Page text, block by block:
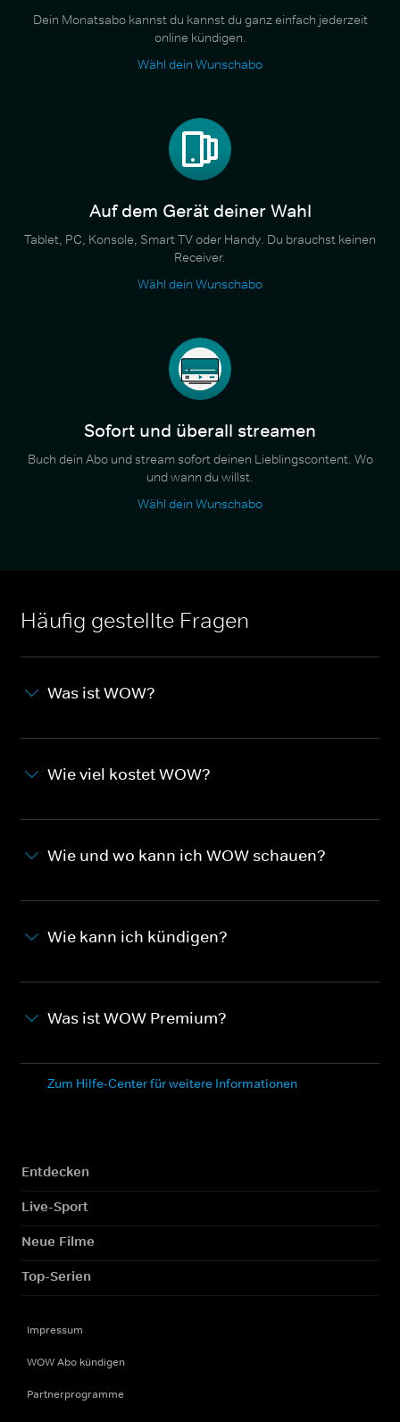
Dein Monatsabo kannst du kannst du ganz einfach jederzeit
online kündigen.
Wähl dein Wunschabo
Auf dem Gerät deiner Wahl
Tablet, PC, Konsole, Smart TV oder Handy. Du brauchst keinen
Receiver.
Wähl dein Wunschabo
Sofort und überall streamen
Buch dein Abo und stream sofort deinen Lieblingscontent. Wo
und wann du willst.
Wähl dein Wunschabo
Häufig gestellte Fragen
Was ist WOW?
Wie viel kostet WOW?
Wie und wo kann ich WOW schauen?
Wie kann ich kündigen?
Was ist WOW Premium?
Zum Hilfe-Center für weitere Informationen
Entdecken
Live-Sport
Neue Filme
Top-Serien
Impressum
WOW Abo kündigen
Partnerprogramme